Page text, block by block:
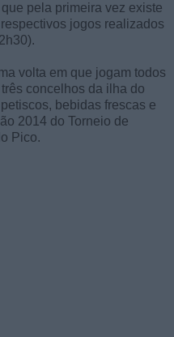
pela primeira vez existe
jogos realizados
volta em que jogam todos
concelhos da ilha do
bebidas frescas e
2014 do Torneio de
Pico.